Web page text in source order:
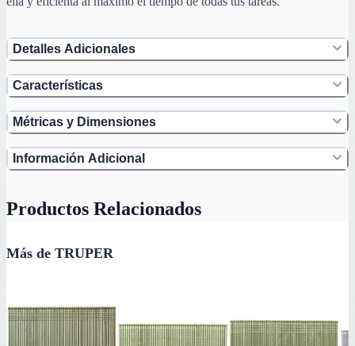
Detalles Adicionales
Características
Métricas y Dimensiones
Información Adicional
Productos Relacionados
Más de TRUPER